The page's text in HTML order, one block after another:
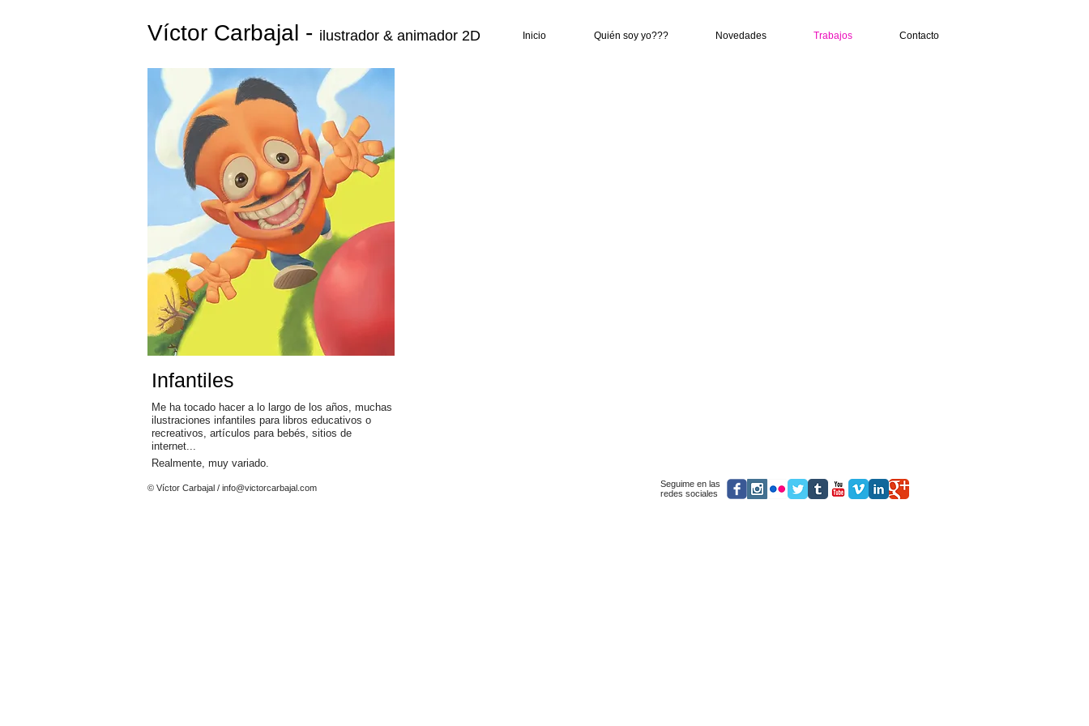
Víctor Carbajal - ilustrador & animador 2D Inicio Quién soy yo??? Novedades Trabajos Contacto
Infantiles
Me ha tocado hacer a lo largo de los años, muchas
ilustraciones infantiles para libros educativos o
recreativos, artículos para bebés, sitios de
internet...
Realmente, muy variado.
© Víctor Carbajal / info@victorcarbajal.com
Seguime en las
redes sociales